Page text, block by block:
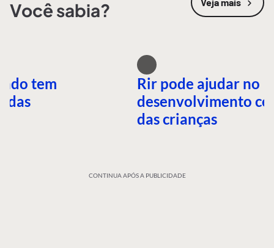
Você sabia?
tem
Rir pode ajudar no
desenvolvimento
das crianças
CONTINUA APÓS A PUBLICIDADE